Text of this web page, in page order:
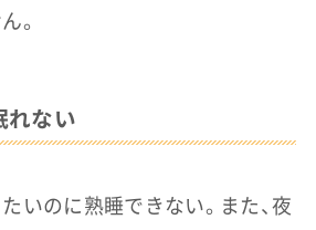
。
れない
いのに熟睡できない。また、夜